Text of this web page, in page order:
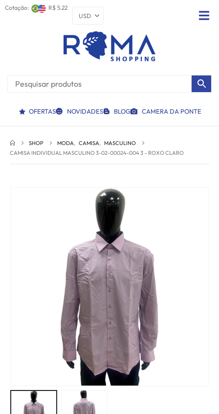
Cotação: R$ 5.22
OFERTAS NOVIDADES BLOG CAMERA DA PONTE
SHOP MODA, CAMISA, MASCULINO
CAMISA INDIVIDUAL MASCULINO 3-02-00024-004 3 – ROXO CLARO